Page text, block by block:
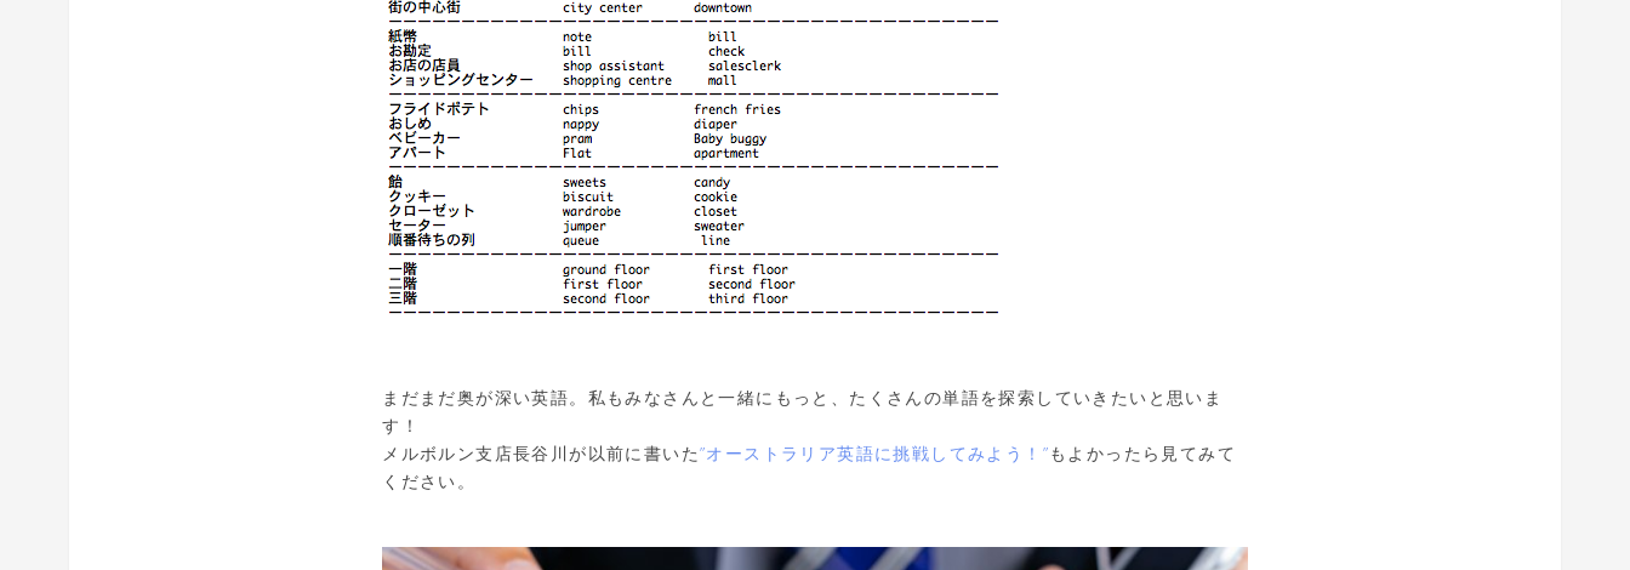
まだまだ奥が深い英語。私もみなさんと一緒にもっと、たくさんの単語を探索していきたいと思いま
す！
メルボルン支店長谷川が以前に書いた”オーストラリア英語に挑戦してみよう！”もよかったら見てみて
ください。